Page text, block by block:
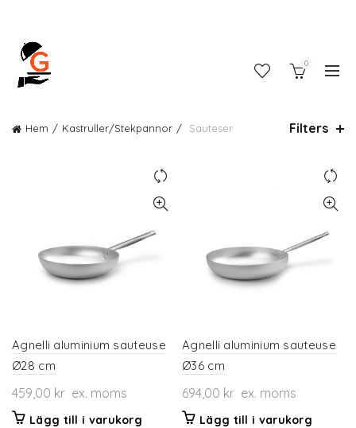
0
Hem Kastruller/Stekpannor Sauteser Filters
Agnelli aluminium sauteuse
Ø28 cm
459,00 kr ex. moms
Lägg till i varukorg
Agnelli aluminium sauteuse
Ø36 cm
694,00 kr ex. moms
Lägg till i varukorg